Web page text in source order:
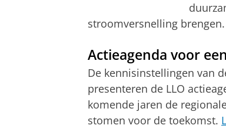
stroomversnelling brengen.
Actieagenda voor
De kennisinstellingen van
presenteren de LLO
komende jaren de
stomen voor de toekomst.